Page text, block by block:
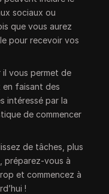
sociaux ou
que vous aurez
pour recevoir vos
il vous permet de
en faisant des
intéressé par la
de commencer
de tâches, plus
préparez-vous à
et commencez à
!